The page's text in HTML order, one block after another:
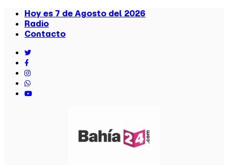
Hoy es 7 de Agosto del 2026
Radio
Contacto